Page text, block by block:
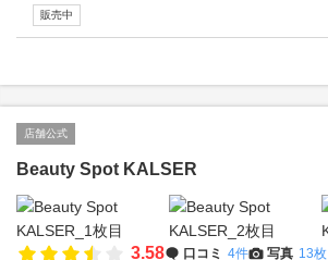
販売中
店舗公式
Beauty Spot KALSER
3.58 口コミ 4件 写真 13枚